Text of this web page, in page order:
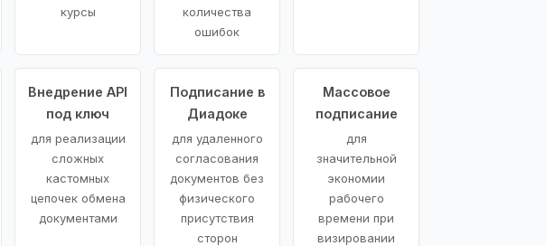
курсы
количества
ошибок
Внедрение API
под ключ
для реализации
сложных
кастомных
цепочек обмена
документами
Подписание в
Диадоке
для удаленного
согласования
документов без
физического
присутствия
сторон
Массовое
подписание
для
значительной
экономии
рабочего
времени при
визировании